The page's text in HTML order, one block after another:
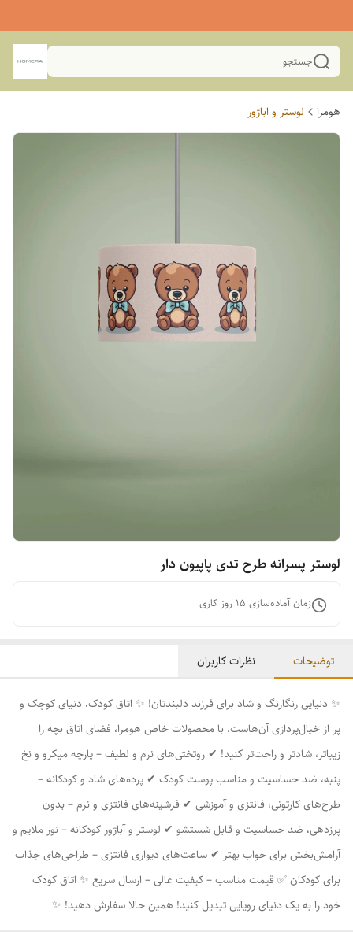
جستجو
هومرا لوستر و اباژور
لوستر پسرانه طرح تدی پاپیون دار
زمان آماده‌سازی 15 روز کاری
توضیحات نظرات کاربران
✨ دنیایی رنگارنگ و شاد برای فرزند دلبندتان! ✨ اتاق کودک، دنیای کوچک و
پر از خیال‌پردازی آن‌هاست. با محصولات خاص هومرا، فضای اتاق بچه را
زیباتر، شادتر و راحت‌تر کنید! ✔ روتختی‌های نرم و لطیف – پارچه میکرو و نخ
پنبه، ضد حساسیت و مناسب پوست کودک ✔ پرده‌های شاد و کودکانه –
طرح‌های کارتونی، فانتزی و آموزشی ✔ فرشینه‌های فانتزی و نرم – بدون
پرزدهی، ضد حساسیت و قابل شستشو ✔ لوستر و آباژور کودکانه – نور ملایم و
آرامش‌بخش برای خواب بهتر ✔ ساعت‌های دیواری فانتزی – طراحی‌های جذاب
برای کودکان ✅ قیمت مناسب – کیفیت عالی – ارسال سریع ✨ اتاق کودک
خود را به یک دنیای رویایی تبدیل کنید! همین حالا سفارش دهید! ✨